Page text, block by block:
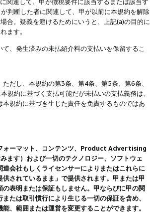
関連して、甲が徴税要件に該当するまたは該当す
判断した者に関連して、甲が以前に本規約を解除
合。疑義を避けるためにいうと、上記(a)の目的に
ます。
、発生済みの未払紹介料の支払いを保留するこ
だし、本規約の第3条、第4条、第5条、第6条、
約に基づく支払可能だが未払いの支払義務は、
規約に基づき生じた責任を免責するものではあ
ォーマット、コンテンツ、Product Advertising
ます）および一切のテクノロジー、ソフトウェ
会社もしくライセンサーによりまたはこれらに
されているまま」で提供されます。甲または甲
表明または保証もしません。甲ならびに甲の関
たは取引慣行により生じる一切の保証を含め、
、範囲または運営を変更することができます。